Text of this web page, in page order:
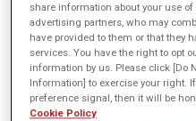
る。信頼性確保やEMI対策の観
圧、軸電流などの高周波現象を
る。ここでは、各部の寄生成分
現し、有限要素法（FEA）との
波現象を解析した事例を示す。
それにより得られる計算精度につ
share information about your use
advertising partners, who may
have provided to them or that they
services. You have the right to opt
information by us. Please click [Do
Information] to exercise your right.
preference signal, then it will be
Cookie Policy